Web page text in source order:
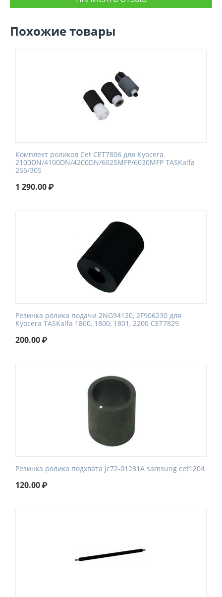
Похожие товары
Комплект роликов Cet CET7806 для Kyocera
2100DN/4100DN/4200DN/6025MFP/6030MFP TASKalfa
255/305
1 290.00₽
Резинка ролика подачи 2NG94120, 2F906230 для
Kyocera TASKalfa 1800, 1800, 1801, 2200 CET7829
200.00₽
Резинка ролика подхвата jc72-01231A samsung cet1204
120.00₽